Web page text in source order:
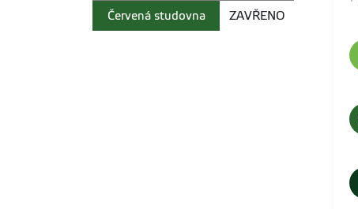
Červená studovna ZAVŘENO